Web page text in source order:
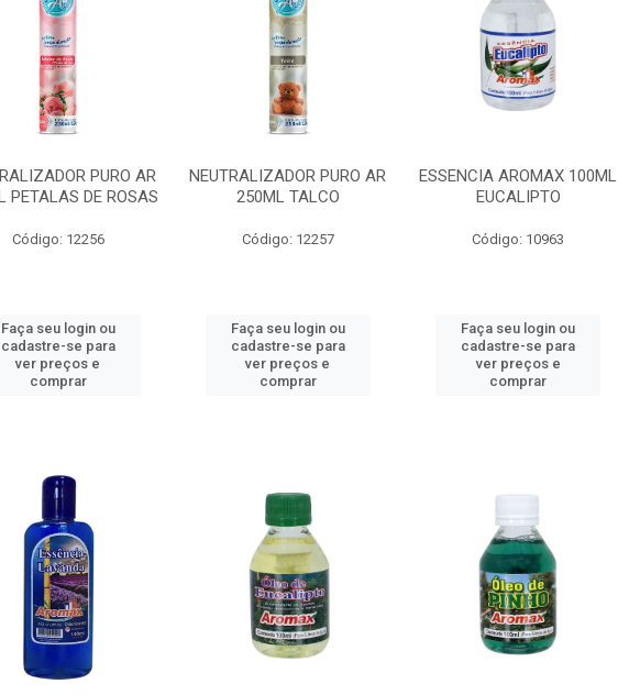
PURO AR
PETALAS DE ROSAS
Código: 12256
Faça seu login ou
cadastre-se para
ver preços e
comprar
NEUTRALIZADOR PURO AR
250ML TALCO
Código: 12257
Faça seu login ou
cadastre-se para
ver preços e
comprar
ESSENCIA AROMAX 100ML
EUCALIPTO
Código: 10963
Faça seu login ou
cadastre-se para
ver preços e
comprar